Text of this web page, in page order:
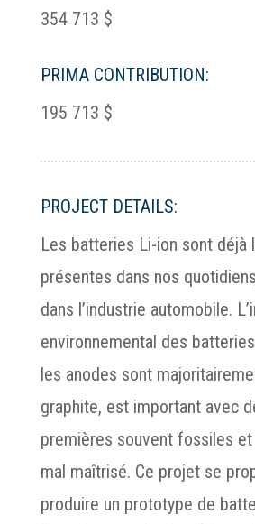
354 713 $
PRIMA CONTRIBUTION:
195 713 $
PROJECT DETAILS:
Les batteries Li-ion sont déjà
présentes dans nos
dans l’industrie automobile.
environnemental des
les anodes sont
graphite, est important avec
premières souvent fossiles et
mal maîtrisé. Ce projet se
produire un prototype de